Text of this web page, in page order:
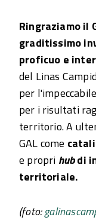
Ringraziamo il
graditissimo
proficuo e
del Linas
per
per i risultati
territorio. A
GAL come
e propri hubdi
territoriale.
(foto: